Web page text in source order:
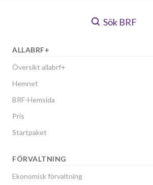
Sök BRF
ALLABRF+
Översikt allabrf+
Hemnet
BRF-Hemsida
Pris
Startpaket
FÖRVALTNING
Ekonomisk förvaltning